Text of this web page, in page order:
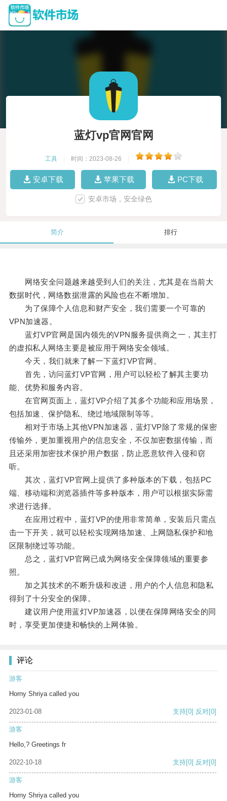
蓝灯vp官网官网
工具 时间：2023-08-26
安卓下载 苹果下载 PC下载
安卓市场，安全绿色
简介 排行
网络安全问题越来越受到人们的关注，尤其是在当前大
数据时代，网络数据泄露的风险也在不断增加。
为了保障个人信息和财产安全，我们需要一个可靠的
VPN加速器。
蓝灯VP官网是国内领先的VPN服务提供商之一，其主打
的虚拟私人网络主要是被应用于网络安全领域。
今天，我们就来了解一下蓝灯VP官网。
首先，访问蓝灯VP官网，用户可以轻松了解其主要功
能、优势和服务内容。
在官网页面上，蓝灯VP介绍了其多个功能和应用场景，
包括加速、保护隐私、绕过地域限制等等。
相对于市场上其他VPN加速器，蓝灯VP除了常规的保密
传输外，更加重视用户的信息安全，不仅加密数据传输，而
且还采用加密技术保护用户数据，防止恶意软件入侵和窃
听。
其次，蓝灯VP官网上提供了多种版本的下载，包括PC
端、移动端和浏览器插件等多种版本，用户可以根据实际需
求进行选择。
在应用过程中，蓝灯VP的使用非常简单，安装后只需点
击一下开关，就可以轻松实现网络加速、上网隐私保护和地
区限制绕过等功能。
总之，蓝灯VP官网已成为网络安全保障领域的重要参
照。
加之其技术的不断升级和改进，用户的个人信息和隐私
得到了十分安全的保障。
建议用户使用蓝灯VP加速器，以便在保障网络安全的同
时，享受更加便捷和畅快的上网体验。
评论
游客
Horny Shriya called you
2023-01-08 支持[0] 反对[0]
游客
Hello,? Greetings fr
2022-10-18 支持[0] 反对[0]
游客
Horny Shriya called you